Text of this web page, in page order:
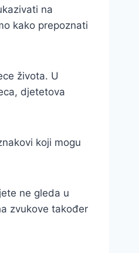
na
kako prepoznati
života. U
djetetova
koji mogu
ne gleda u
zvukove također